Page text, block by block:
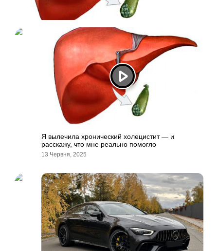
Я вылечила хронический холецистит — и
расскажу, что мне реально помогло
13 Червня, 2025